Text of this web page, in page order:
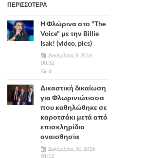
ΠΕΡΙΣΣΟΤΕΡΑ
Η Φλώρινα στο "The
Voice" με την Billie
Isak! (video, pics)
Δεκέμβριος 8, 2016
00:32
6
Δικαστική δικαίωση
για Φλωρινιώτισσα
που καθηλώθηκε σε
καροτσάκι μετά από
επισκληρίδιο
αναισθησία
Δεκέμβριος 30, 2016
01:12